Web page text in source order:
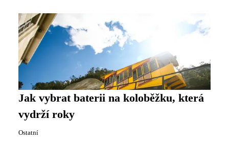
Jak vybrat baterii na koloběžku, která
vydrží roky
Ostatní